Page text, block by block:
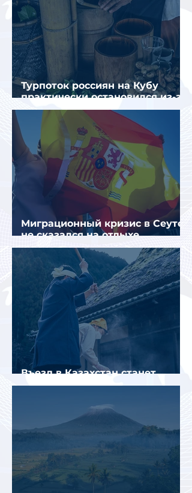
Турпоток россиян на Кубу
практически остановился из-за
отсутствия прямых рейсов
Миграционный кризис в Сеуте
не сказался на отдыхе
российских туристов в Испании
Въезд в Казахстан станет
платным до конца года